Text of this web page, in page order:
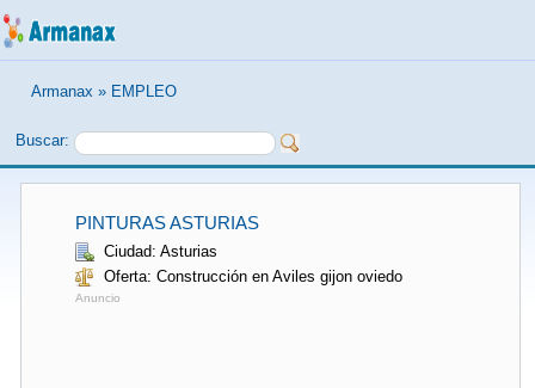
Armanax » EMPLEO
Buscar:
PINTURAS ASTURIAS
Ciudad: Asturias
Oferta: Construcción en Aviles gijon oviedo
Anuncio